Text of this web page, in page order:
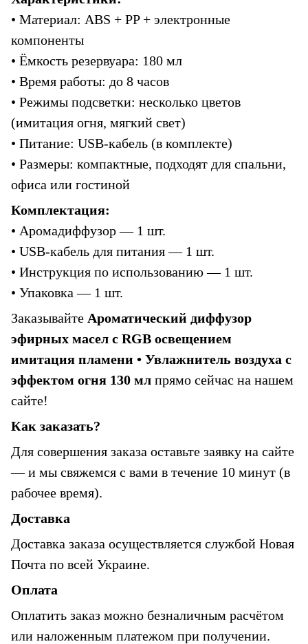
• Материал: ABS + PP + электронные
компоненты
• Ёмкость резервуара: 180 мл
• Время работы: до 8 часов
• Режимы подсветки: несколько цветов
(имитация огня, мягкий свет)
• Питание: USB-кабель (в комплекте)
• Размеры: компактные, подходят для спальни,
офиса или гостиной
Комплектация:
• Аромадиффузор — 1 шт.
• USB-кабель для питания — 1 шт.
• Инструкция по использованию — 1 шт.
• Упаковка — 1 шт.
Заказывайте Ароматический диффузор
эфирных масел с RGB освещением
имитация пламени • Увлажнитель воздуха с
эффектом огня 130 мл прямо сейчас на нашем
сайте!
Как заказать?
Для совершения заказа оставьте заявку на сайте
— и мы свяжемся с вами в течение 10 минут (в
рабочее время).
Доставка
Доставка заказа осуществляется службой Новая
Почта по всей Украине.
Оплата
Оплатить заказ можно безналичным расчётом
или наложенным платежом при получении.